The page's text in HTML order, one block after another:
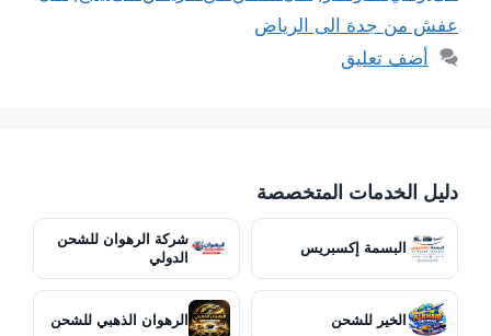
عفش من جدة الى الرياض
أضف تعليق
دليل الخدمات المتخصصة
البسمة إكسبريس
شركة الرهوان للشحن
الدولي
الخير للشحن الرهوان الذهبي للشحن